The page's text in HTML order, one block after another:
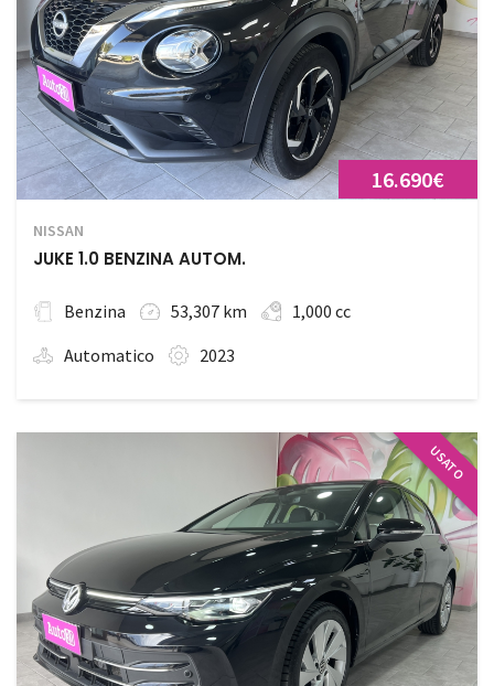
16.690€
NISSAN
JUKE 1.0 BENZINA AUTOM.
Benzina 53,307 km
1,000 cc
Automatico
2023
USATO